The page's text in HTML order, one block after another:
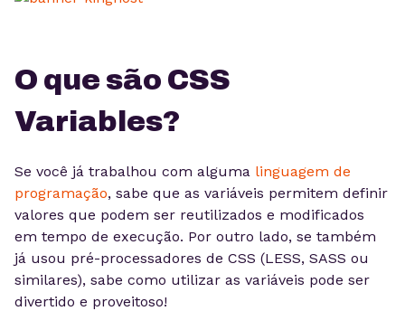
O que são CSS
Variables?
Se você já trabalhou com alguma linguagem de
programação, sabe que as variáveis permitem definir
valores que podem ser reutilizados e modificados
em tempo de execução. Por outro lado, se também
já usou pré-processadores de CSS (LESS, SASS ou
similares), sabe como utilizar as variáveis pode ser
divertido e proveitoso!